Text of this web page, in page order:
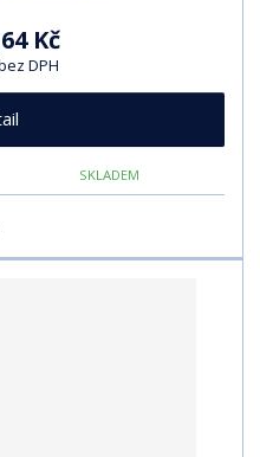
Kč
DPH
SKLADEM